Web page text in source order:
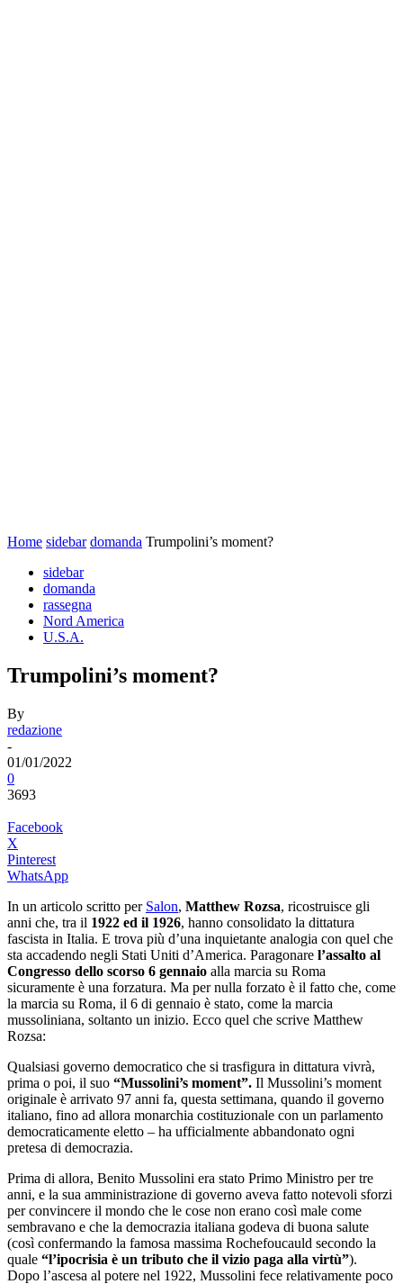
Home sidebar domanda Trumpolini’s moment?
sidebar
domanda
rassegna
Nord America
U.S.A.
Trumpolini’s moment?
By
redazione
-
01/01/2022
0
3693
Facebook
X
Pinterest
WhatsApp
In un articolo scritto per Salon, Matthew Rozsa, ricostruisce gli
anni che, tra il 1922 ed il 1926, hanno consolidato la dittatura
fascista in Italia. E trova più d’una inquietante analogia con quel che
sta accadendo negli Stati Uniti d’America. Paragonare l’assalto al
Congresso dello scorso 6 gennaio alla marcia su Roma
sicuramente è una forzatura. Ma per nulla forzato è il fatto che, come
la marcia su Roma, il 6 di gennaio è stato, come la marcia
mussoliniana, soltanto un inizio. Ecco quel che scrive Matthew
Rozsa:
Qualsiasi governo democratico che si trasfigura in dittatura vivrà,
prima o poi, il suo “Mussolini’s moment”. Il Mussolini’s moment
originale è arrivato 97 anni fa, questa settimana, quando il governo
italiano, fino ad allora monarchia costituzionale con un parlamento
democraticamente eletto – ha ufficialmente abbandonato ogni
pretesa di democrazia.
Prima di allora, Benito Mussolini era stato Primo Ministro per tre
anni, e la sua amministrazione di governo aveva fatto notevoli sforzi
per convincere il mondo che le cose non erano così male come
sembravano e che la democrazia italiana godeva di buona salute
(così confermando la famosa massima Rochefoucauld secondo la
quale “l’ipocrisia è un tributo che il vizio paga alla virtù”).
Dopo l’ascesa al potere nel 1922, Mussolini fece relativamente poco